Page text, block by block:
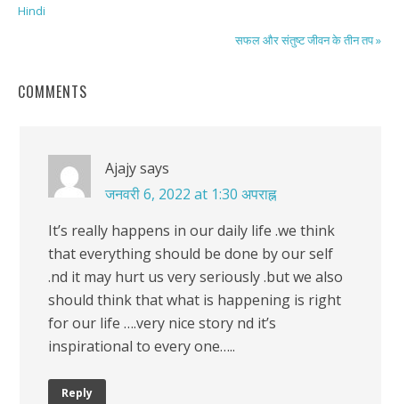
Hindi
सफल और संतुष्ट जीवन के तीन तप »
COMMENTS
Ajajysays
जनवरी 6, 2022 at 1:30 अपराह्न
It’s really happens in our daily life .we think
that everything should be done by our self
.nd it may hurt us very seriously .but we also
should think that what is happening is right
for our life ….very nice story nd it’s
inspirational to every one…..
Reply